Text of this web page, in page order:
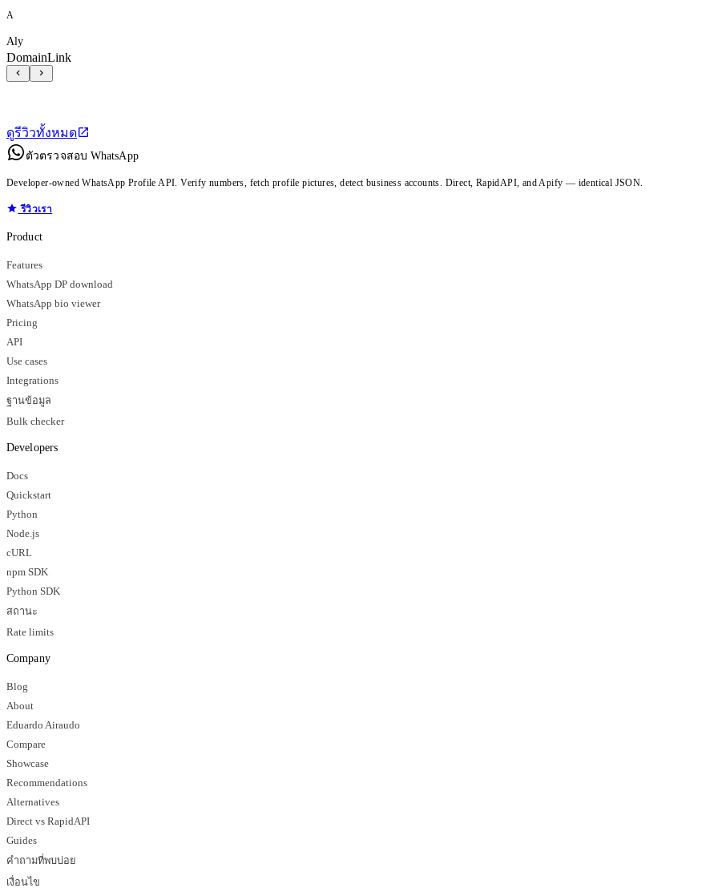
A
Aly
DomainLink
ดูรีวิวทั้งหมด
ตัวตรวจสอบ WhatsApp
Developer-owned WhatsApp Profile API. Verify numbers, fetch profile pictures, detect business accounts. Direct, RapidAPI, and Apify — identical JSON.
รีวิวเรา
Product
Features
WhatsApp DP download
WhatsApp bio viewer
Pricing
API
Use cases
Integrations
ฐานข้อมูล
Bulk checker
Developers
Docs
Quickstart
Python
Node.js
cURL
npm SDK
Python SDK
สถานะ
Rate limits
Company
Blog
About
Eduardo Airaudo
Compare
Showcase
Recommendations
Alternatives
Direct vs RapidAPI
Guides
คำถามที่พบบ่อย
เงื่อนไข